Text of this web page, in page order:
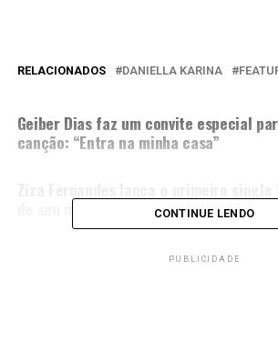
RELACIONADOS DANIELLA KARINA
Geiber Dias faz um convite especial
canção: “Entra na minha casa”
de seu novo projeto
CONTINUE LENDO
PUBLICIDADE